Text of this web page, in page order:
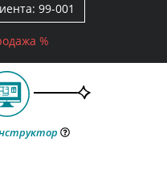
99-001
%